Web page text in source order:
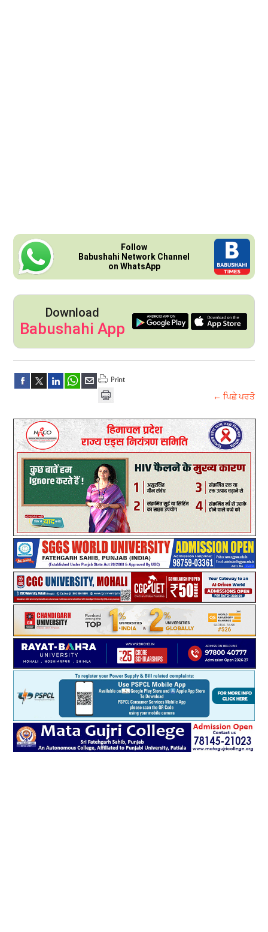
Follow
Babushahi Network Channel
on WhatsApp
Download
Babushahi App
← ਪਿਛੇ ਪਰਤੋ